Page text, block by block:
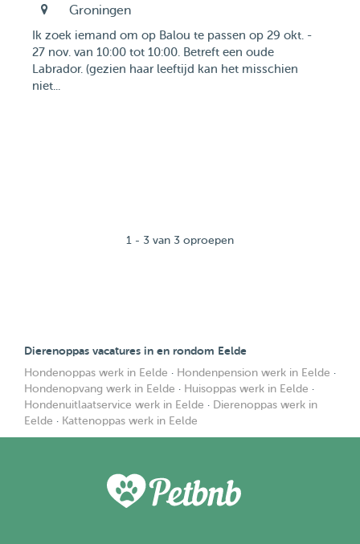
Groningen
Ik zoek iemand om op Balou te passen op 29 okt. -
27 nov. van 10:00 tot 10:00. Betreft een oude
Labrador. (gezien haar leeftijd kan het misschien
niet...
1 - 3 van 3 oproepen
Dierenoppas vacatures in en rondom Eelde
Hondenoppas werk in Eelde · Hondenpension werk in Eelde ·
Hondenopvang werk in Eelde · Huisoppas werk in Eelde ·
Hondenuitlaatservice werk in Eelde · Dierenoppas werk in
Eelde · Kattenoppas werk in Eelde